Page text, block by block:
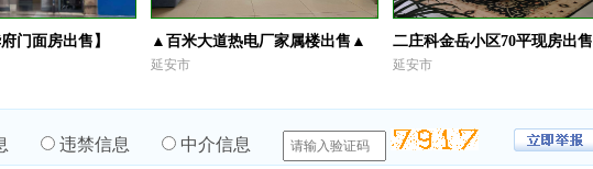
门面房出售】 ▲百米大道热电厂家属楼出售▲
延安市
二庄科金岳小区70平现房出售
延安市
违禁信息 中介信息